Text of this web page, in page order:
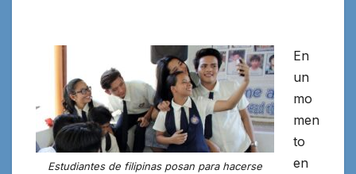
Estudiantes de filipinas posan para hacerse
En
un
mo
men
to
en